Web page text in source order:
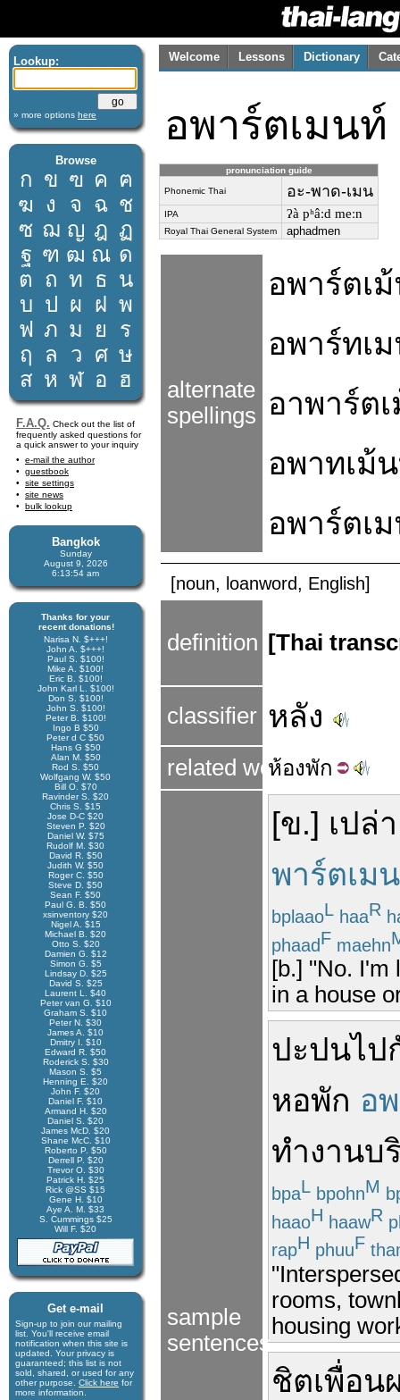
Lookup:
» more options here
Browse
ก ข ฃ ค ฅ
ฆ ง จ ฉ ช
ซ ฌ ญ ฎ ฏ
ฐ ฑ ฒ ณ ด
ต ถ ท ธ น
บ ป ผ ฝ พ
ฟ ภ ม ย
ร
ฤ
ล ว ศ ษ
ส ห ฬ อ ฮ
F.A.Q. Check out the list of
frequently asked questions for
a quick answer to your inquiry
e-mail the author
guestbook
site settings
site news
bulk lookup
Bangkok
Sunday
August 9, 2026
6:13:54 am
Thanks for your
recent donations!
Narisa N. $+++!
John A. $+++!
Paul S. $100!
Mike A. $100!
Eric B. $100!
John Karl L. $100!
Don S. $100!
John S. $100!
Peter B. $100!
Ingo B $50
Peter d C $50
Hans G $50
Alan M. $50
Rod S. $50
Wolfgang W. $50
Bill O. $70
Ravinder S. $20
Chris S. $15
Jose D-C $20
Steven P. $20
Daniel W. $75
Rudolf M. $30
David R. $50
Judith W. $50
Roger C. $50
Steve D. $50
Sean F. $50
Paul G. B. $50
xsinventory $20
Nigel A. $15
Michael B. $20
Otto S. $20
Damien G. $12
Simon G. $5
Lindsay D. $25
David S. $25
Laurent L. $40
Peter van G. $10
Graham S. $10
Peter N. $30
James A. $10
Dmitry I. $10
Edward R. $50
Roderick S. $30
Mason S. $5
Henning E. $20
John F. $20
Daniel F. $10
Armand H. $20
Daniel S. $20
James McD. $20
Shane McC. $10
Roberto P. $50
Derrell P. $20
Trevor O. $30
Patrick H. $25
Rick @SS $15
Gene H. $10
Aye A. M. $33
S. Cummings $25
Will F. $20
Get e-mail
Sign-up to join our mail­ing
list. You'll receive e­mail
notification when this site is
updated. Your privacy is
guaran­teed; this list is not
sold, shared, or used for any
other purpose. Click here for
more infor­mation.
Welcome Lessons Dictionary
อพาร์ตเมนท์
pronunciation guide
Phonemic Thai อะ-พาด-เมน
IPA ʔà pʰâːd meːn
Royal Thai General System aphadmen
alternate
spellings
อพาร์ตเ
อพาร์ทเ
อาพาร์ต
อพาทเม้
อพาร์ตเ
[noun, loanword, English]
definition [Thai
classifier หลัง
related word
ห้องพัก
sample
sentences
[ข.] เปล่า
พาร์ตเม
bplaaoL haaR
phaadF maehn
[b.] "No. I'm
in a house
ปะปนไป
หอพัก อ
ทำงานบ
bpaL bpohnM
haaoH haawR
rapH phuuF
rooms,
housing
ชิตเพื่อน